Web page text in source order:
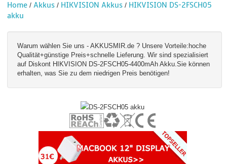
Home / Akkus / HIKVISION Akkus / HIKVISION DS-2FSCH05
akku
Warum wählen Sie uns - AKKUSMIR.de ? Unsere Vorteile:hoche
Qualität+günstige Preis+schnelle Lieferung. Wir sind spezialisiert
auf Diskont HIKVISION DS-2FSCH05-4400mAh Akku.Sie können
erhalten, was Sie zu dem niedrigen Preis benötigen!